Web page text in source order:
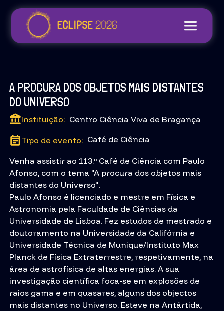
A PROCURA DOS OBJETOS MAIS DISTANTES
DO UNIVERSO
Instituição: Centro Ciência Viva de Bragança
Tipo de evento: Café de Ciência
Venha assistir ao 113.º Café de Ciência com Paulo
Afonso, com o tema "A procura dos objetos mais
distantes do Universo".
Paulo Afonso é licenciado e mestre em Física e
Astronomia pela Faculdade de Ciências da
Universidade de Lisboa. Fez estudos de mestrado e
doutoramento na Universidade da Califórnia e
Universidade Técnica de Munique/Instituto Max
Planck de Física Extraterrestre, respetivamente, na
área de astrofísica de altas energias. A sua
investigação científica foca-se em explosões de
raios gama e em quasares, alguns dos objectos
mais distantes no Universo. Esteve na Antártida,